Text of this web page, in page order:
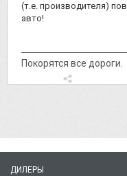
(т.е. производителя)
авто!
Покорятся все дороги.
ДИЛЕРЫ